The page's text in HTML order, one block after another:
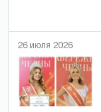
26 июля 2026